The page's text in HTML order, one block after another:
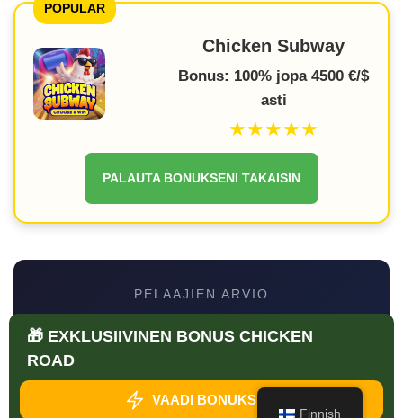
POPULAR
Chicken Subway
Bonus: 100% jopa 4500 €/$
asti
★★★★★
PALAUTA BONUKSENI TAKAISIN
PELAAJIEN ARVIO
★★★★ ★
412 arvostelua
Finnish
🎁 EXKLUSIIVINEN BONUS CHICKEN
ROAD
VAADI BONUKSENI